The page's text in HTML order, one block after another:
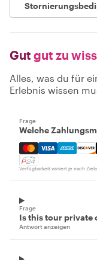
Gut gut zu
Alles, was du für
Erlebnis wissen
Frage
Welche
Mastercard,
Verfügbarkeit variiert je nach
Frage
Is this tour private
Antwort anzeigen